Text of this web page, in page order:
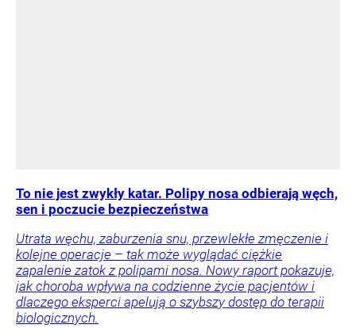
To nie jest zwykły katar. Polipy nosa odbierają węch,
sen i poczucie bezpieczeństwa
Utrata węchu, zaburzenia snu, przewlekłe zmęczenie i
kolejne operacje – tak może wyglądać ciężkie
zapalenie zatok z polipami nosa. Nowy raport pokazuje,
jak choroba wpływa na codzienne życie pacjentów i
dlaczego eksperci apelują o szybszy dostęp do terapii
biologicznych.